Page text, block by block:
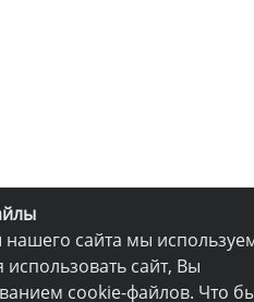
сайта мы
сайт, Вы
cookie-файлов. Что